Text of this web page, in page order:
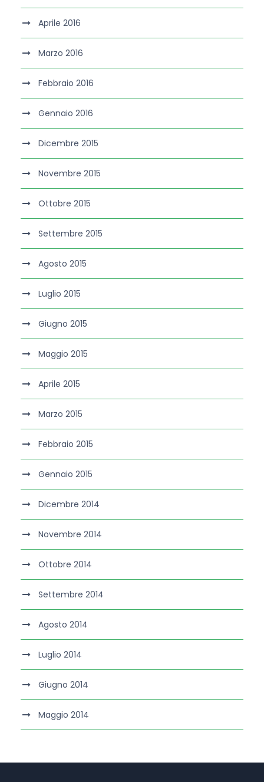
Aprile 2016
Marzo 2016
Febbraio 2016
Gennaio 2016
Dicembre 2015
Novembre 2015
Ottobre 2015
Settembre 2015
Agosto 2015
Luglio 2015
Giugno 2015
Maggio 2015
Aprile 2015
Marzo 2015
Febbraio 2015
Gennaio 2015
Dicembre 2014
Novembre 2014
Ottobre 2014
Settembre 2014
Agosto 2014
Luglio 2014
Giugno 2014
Maggio 2014